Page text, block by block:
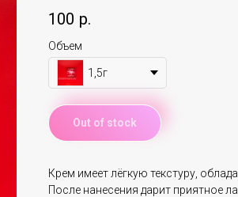
100 р.
Объем
1,5г
Out of stock
Крем имеет лёгкую текстуру,
После нанесения дарит приятное